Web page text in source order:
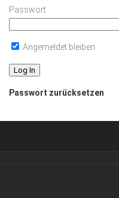
Passwort
Angemeldet bleiben
Passwort zurücksetzen